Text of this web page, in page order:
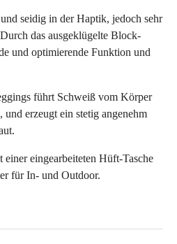
seidig in der Haptik, jedoch sehr
das ausgeklügelte Block-
und optimierende Funktion und
führt Schweiß vom Körper
erzeugt ein stetig angenehm
eingearbeiteten Hüft-Tasche
für In- und Outdoor.